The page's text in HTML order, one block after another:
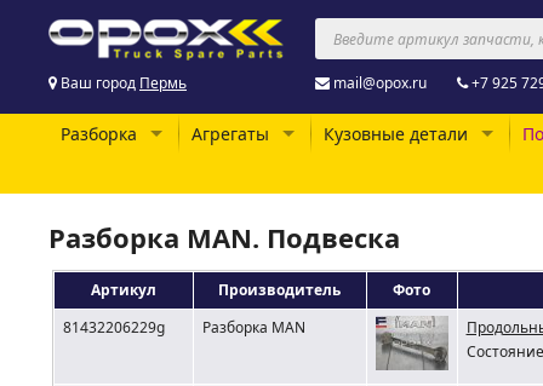
Ваш город Пермь mail@opox.ru +7 925
Разборка Агрегаты Кузовные детали
Разборка MAN. Подвеска
Артикул Производитель
Фото
81432206229g
Разборка MAN